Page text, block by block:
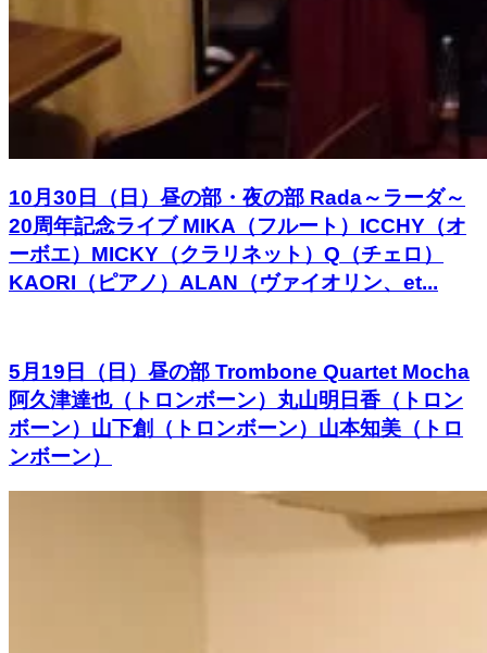
10月30日（日）昼の部・夜の部 Rada～ラーダ～
20周年記念ライブ MIKA（フルート）ICCHY（オ
ーボエ）MICKY（クラリネット）Q（チェロ）
KAORI（ピアノ）ALAN（ヴァイオリン、et...
5月19日（日）昼の部 Trombone Quartet Mocha
阿久津達也（トロンボーン）丸山明日香（トロン
ボーン）山下創（トロンボーン）山本知美（トロ
ンボーン）